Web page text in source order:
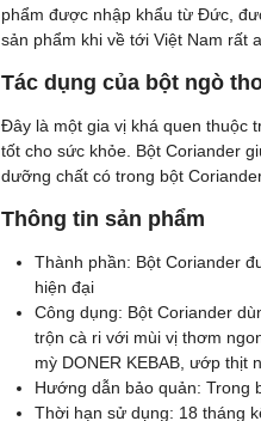
phẩm được nhập khẩu từ Đức,
sản phẩm khi về tới Việt Nam rất
Tác dụng của bột ngò
Đây là một gia vị khá quen thuộc
tốt cho sức khỏe. Bột Coriander
dưỡng chất có trong bột
Thông tin sản phẩm
Thành phần: Bột Coriander
hiện đại
Công dụng: Bột Coriander
trộn cà ri với mùi vị thơm
mỳ DONER KEBAB, ướp thịt
Hướng dẫn bảo quản: Trong
Thời hạn sử dụng: 18 tháng